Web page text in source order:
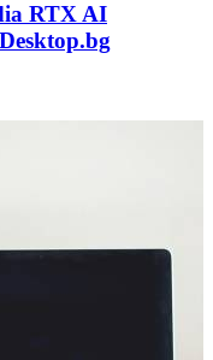
RTX AI